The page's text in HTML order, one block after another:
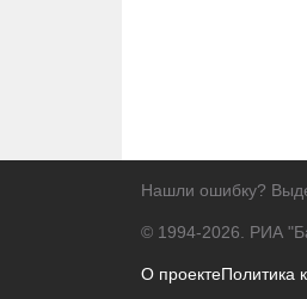
Нашли ошибку?
© 1994-2026. РИА
О проектеПолитика